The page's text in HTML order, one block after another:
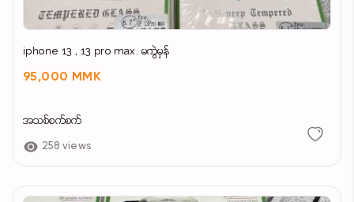
iphone 13 , 13 pro max. မကွဲမှန်
95,000 MMK
အသစ်စက်စက်
258 views